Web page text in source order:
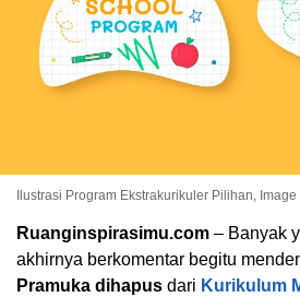
Ilustrasi Program Ekstrakurikuler Pilihan,
Ruanginspirasimu.com – Banyak
akhirnya berkomentar begitu
Pramuka dihapus dari Kurikulum